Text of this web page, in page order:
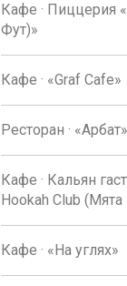
Кафе · Пиццерия
Фут)»
Кафе · «Graf Сafe»
Ресторан · «Арбат»
Кафе · Кальян
Hookah Club
Кафе · «На углях»